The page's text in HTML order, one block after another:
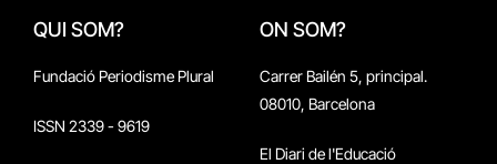
QUI SOM?
Fundació Periodisme Plural
ISSN 2339 - 9619
ON SOM?
Carrer Bailén 5, principal.
08010, Barcelona
El Diari de l'Educació